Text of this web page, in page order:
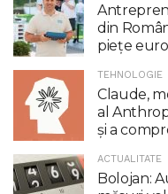
din
piețe
TEHNOLOGIE
Claude,
al
şi a
ACTUALITATE
Bolojan: